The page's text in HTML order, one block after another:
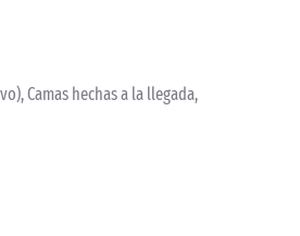
Camas hechas a la llegada,